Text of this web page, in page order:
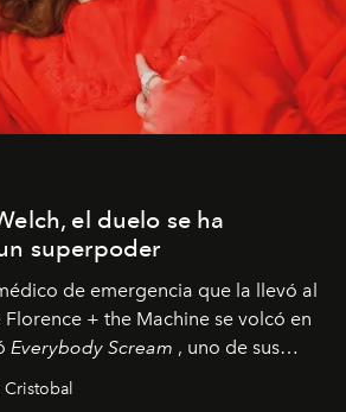
el duelo se ha
superpoder
de emergencia que la llevó al
+ the Machine se volcó en
Everybody Scream , uno de sus